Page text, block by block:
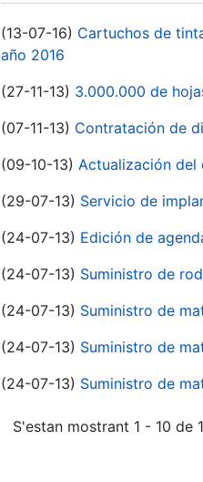
(13-07-16) Cartuchos de
año 2016
(27-11-13) 3.000.000 de
(07-11-13) Contratación de
(09-10-13) Actualización del
(29-07-13) Servicio de
(24-07-13) Edición de
(24-07-13) Suministro de
(24-07-13) Suministro de
(24-07-13) Suministro de
(24-07-13) Suministro de
S'estan mostrant 1 - 10 de